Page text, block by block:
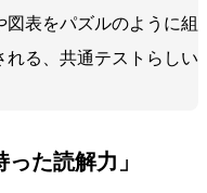
表をパズルのように組
る、共通テストらしい
た読解力」